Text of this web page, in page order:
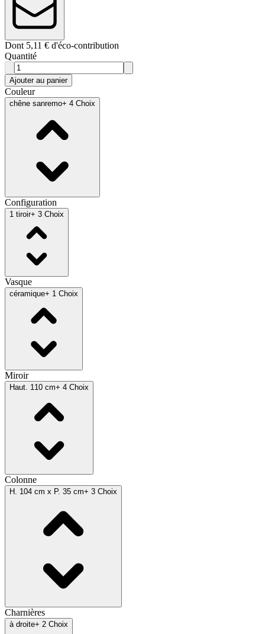
Dont 5,11 € d'éco-contribution
Quantité
Ajouter au panier
Couleur
chêne sanremo+ 4 Choix
Configuration
1 tiroir+ 3 Choix
Vasque
céramique+ 1 Choix
Miroir
Haut. 110 cm+ 4 Choix
Colonne
H. 104 cm x P. 35 cm+ 3 Choix
Charnières
à droite+ 2 Choix